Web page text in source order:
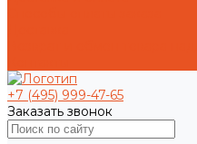
+7 (495) 999-47-65
Заказать звонок